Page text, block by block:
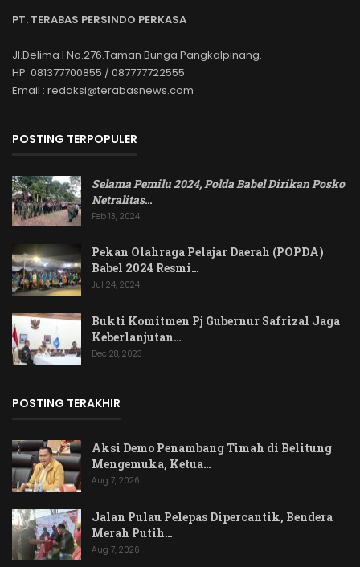
PT. TERABAS PERSINDO PERKASA
Jl.Delima I No.276.Taman Bunga Pangkalpinang.
HP. 081377700855 / 087777722555
Email : redaksi@terabasnews.com
POSTING TERPOPULER
Selama Pemilu 2024, Polda Babel Dirikan Posko
Netralitas…
Feb 13, 2024
Pekan Olahraga Pelajar Daerah (POPDA)
Babel 2024 Resmi…
Jul 24, 2024
Bukti Komitmen Pj Gubernur Safrizal Jaga
Keberlanjutan…
Dec 28, 2023
POSTING TERAKHIR
Aksi Demo Penambang Timah di Belitung
Mengemuka, Ketua…
Aug 7, 2026
Jalan Pulau Pelepas Dipercantik, Bendera
Merah Putih…
Aug 7, 2026